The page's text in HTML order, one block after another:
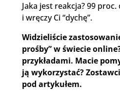
Jaka jest reakcja? 99
i wręczy Ci “dychę”.
Widzieliście
prośby” w świecie
przykładami. Macie
ją wykorzystać?
pod artykułem.